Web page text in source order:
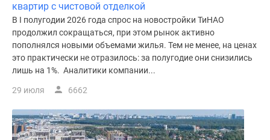
квартир с чистовой отделкой
В I полугодии 2026 года спрос на новостройки ТиНАО
продолжил сокращаться, при этом рынок активно
пополнялся новыми объемами жилья. Тем не менее, на ценах
это практически не отразилось: за полугодие они снизились
лишь на 1%. Аналитики компании...
29 июля 6662